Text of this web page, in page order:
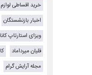
خرید اقساطی
اخبار بازنشستگان
ویزای استارتاپ
قلیان میرداماد
مجله آرایش گرام